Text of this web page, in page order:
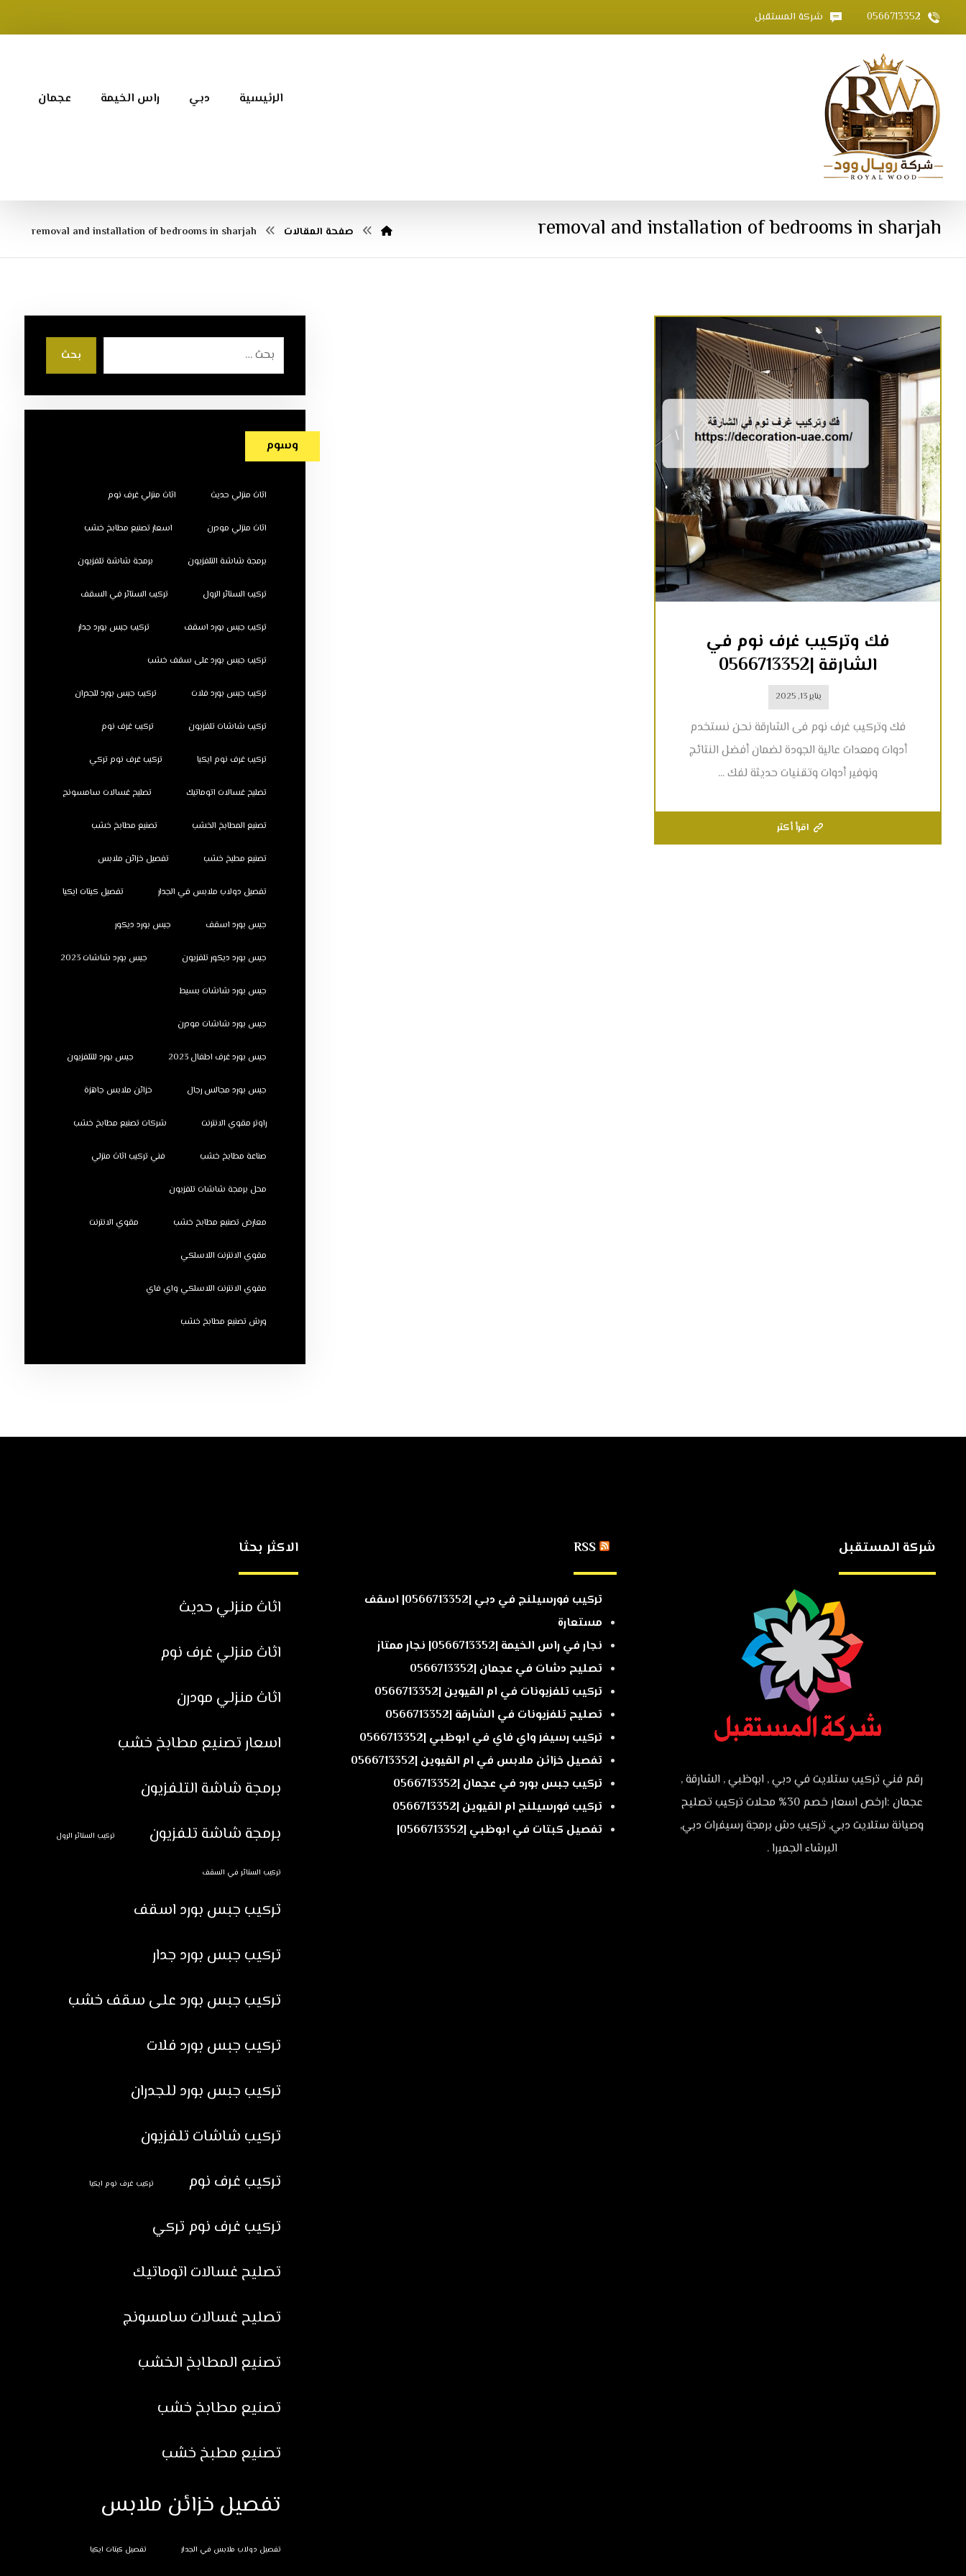
0566713352 شركة المستقبل
الرئيسية دبي راس الخيمة عجمان
removal and installation of bedrooms in sharjah صفحة المقالات removal and installation of bedrooms in sharjah
فك وتركيب غرف نوم في
الشارقة |0566713352
يناير 13, 2025
فك وتركيب غرف نوم فى الشارقة نحن نستخدم
أدوات ومعدات عالية الجودة لضمان أفضل النتائج
ونوفير أدوات وتقنيات حديثة لفك ...
اقرأ أكثر
بحث
وسوم
اثاث منزلي حديث اثاث منزلي غرف نوم
اثاث منزلي مودرن اسعار تصنيع مطابخ خشب
برمجة شاشة التلفزيون برمجة شاشة تلفزيون
تركيب الستائر الرول تركيب الستائر في السقف
تركيب جبس بورد اسقف تركيب جبس بورد جدار
تركيب جبس بورد على سقف خشب
تركيب جبس بورد فلات تركيب جبس بورد للجدران
تركيب شاشات تلفزيون تركيب غرف نوم
تركيب غرف نوم ايكيا تركيب غرف نوم تركي
تصليح غسالات اتوماتيك تصليح غسالات سامسونج
تصنيع المطابخ الخشب تصنيع مطابخ خشب
تصنيع مطبخ خشب تفصيل خزائن ملابس
تفصيل دولاب ملابس في الجدار تفصيل كبتات ايكيا
جبس بورد اسقف جبس بورد ديكور
جبس بورد ديكور تلفزيون جبس بورد شاشات 2023
جبس بورد شاشات بسيط
جبس بورد شاشات مودرن
جبس بورد غرف اطفال 2023 جبس بورد للتلفزيون
جبس بورد مجالس رجال خزائن ملابس جاهزة
راوتر مقوي الانترنت شركات تصنيع مطابخ خشب
صناعة مطابخ خشب فني تركيب اثاث منزلي
محل برمجة شاشات تلفزيون
معارض تصنيع مطابخ خشب مقوي الانترنت
مقوي الانترنت اللاسلكي
مقوي الانترنت اللاسلكي واي فاي
ورش تصنيع مطابخ خشب
شركة المستقبل
رقم فني تركيب ستلايت في دبي , ابوظبي , الشارقة ,
عجمان :ارخص اسعار خصم 30% محلات تركيب تصليح
وصيانة ستلايت دبي, تركيب دش برمجة رسيفرات دبي,
البرشاء الجميرا .
RSS
تركيب فورسيلنج في دبي |0566713352| اسقف
مستعارة
نجار في راس الخيمة |0566713352| نجار ممتاز
تصليح دشات في عجمان |0566713352
تركيب تلفزيونات في ام القيوين |0566713352
تصليح تلفزيونات في الشارقة |0566713352
تركيب رسيفر واي فاي في ابوظبي |0566713352
تفصيل خزائن ملابس في ام القيوين |0566713352
تركيب جبس بورد في عجمان |0566713352
تركيب فورسيلنج ام القيوين |0566713352
تفصيل كبتات في ابوظبي |0566713352|
الاكثر بحثا
اثاث منزلي حديث
اثاث منزلي غرف نوم
اثاث منزلي مودرن
اسعار تصنيع مطابخ خشب
برمجة شاشة التلفزيون
برمجة شاشة تلفزيون
تركيب الستائر الرول
تركيب الستائر في السقف
تركيب جبس بورد اسقف
تركيب جبس بورد جدار
تركيب جبس بورد على سقف خشب
تركيب جبس بورد فلات
تركيب جبس بورد للجدران
تركيب شاشات تلفزيون
تركيب غرف نوم
تركيب غرف نوم ايكيا
تركيب غرف نوم تركي
تصليح غسالات اتوماتيك
تصليح غسالات سامسونج
تصنيع المطابخ الخشب
تصنيع مطابخ خشب
تصنيع مطبخ خشب
تفصيل خزائن ملابس
تفصيل دولاب ملابس في الجدار تفصيل كبتات ايكيا